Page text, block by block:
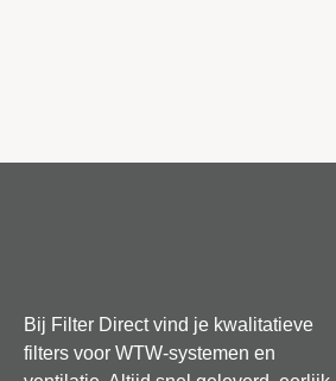
Bij Filter Direct vind je kwalitatieve
filters voor WTW-systemen en